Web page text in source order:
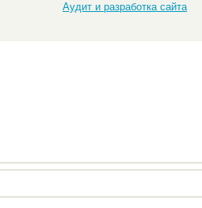
Аудит и разработка сайта